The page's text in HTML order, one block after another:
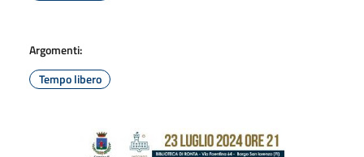
Argomenti:
Tempo libero